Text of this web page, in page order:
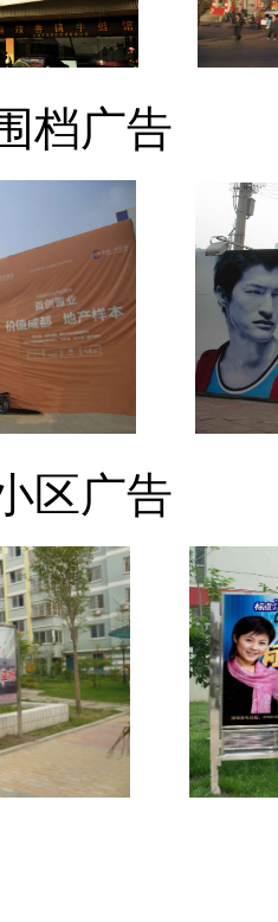
档广告
区广告